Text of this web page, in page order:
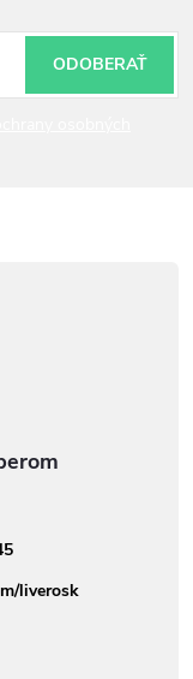
ODOBERAŤ
liverosk